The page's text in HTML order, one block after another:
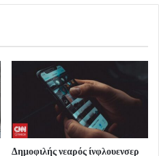
Δημοφιλής νεαρός ίνφλουενσερ